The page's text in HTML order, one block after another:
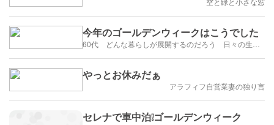
今年のゴールデンウィークはこうでした
やっとお休みだぁ
アラフィフ自営業妻の独り言
セレナで車中泊❕ゴールデンウィーク